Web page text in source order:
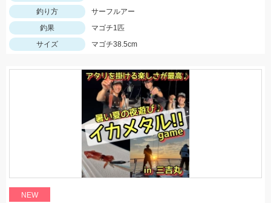
釣り方
サーフルアー
釣果
マゴチ1匹
サイズ
マゴチ38.5cm
NEW